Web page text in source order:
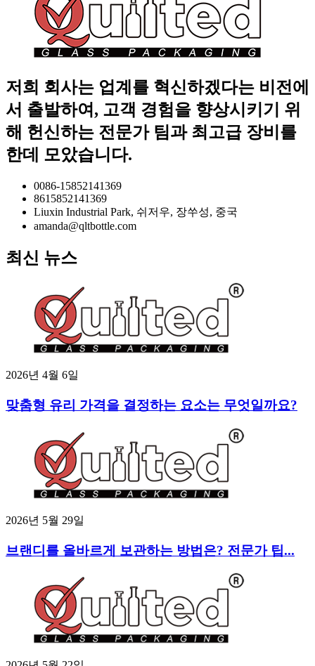
저희 회사는 업계를 혁신하겠다는 비전에
서 출발하여, 고객 경험을 향상시키기 위
해 헌신하는 전문가 팀과 최고급 장비를
한데 모았습니다.
0086-15852141369
8615852141369
Liuxin Industrial Park, 쉬저우, 장쑤성, 중국
amanda@qltbottle.com
최신 뉴스
2026년 4월 6일
맞춤형 유리 가격을 결정하는 요소는 무엇일까요?
2026년 5월 29일
브랜디를 올바르게 보관하는 방법은? 전문가 팁...